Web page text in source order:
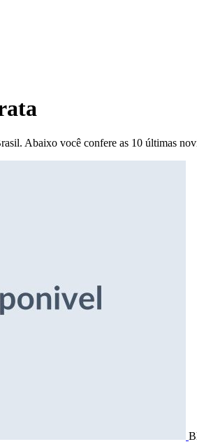
Abaixo você confere as 10 últimas